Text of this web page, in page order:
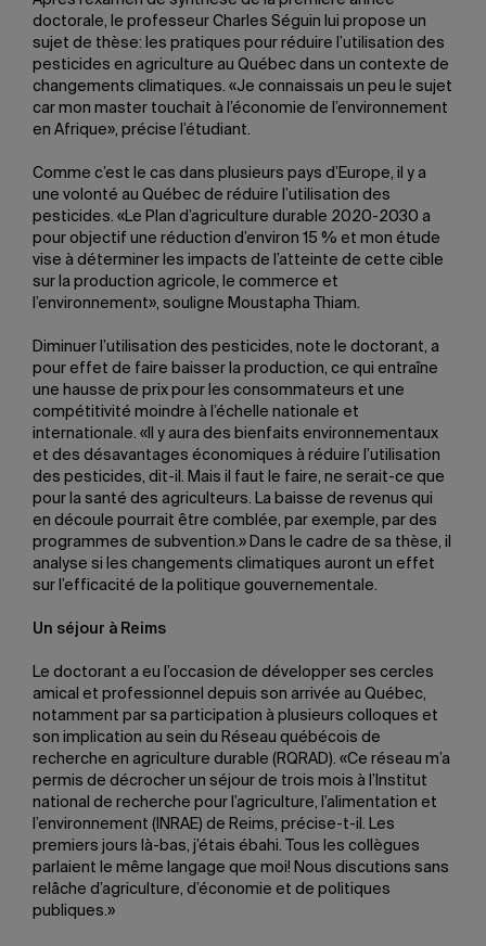
doctorale, le professeur Charles Séguin lui propose un
sujet de thèse: les pratiques pour réduire l’utilisation des
pesticides en agriculture au Québec dans un contexte de
changements climatiques. «Je connaissais un peu le sujet
car mon master touchait à l’économie de l’environnement
en Afrique», précise l’étudiant.
Comme c’est le cas dans plusieurs pays d’Europe, il y a
une volonté au Québec de réduire l’utilisation des
pesticides. «Le Plan d’agriculture durable 2020-2030 a
pour objectif une réduction d’environ 15 % et mon étude
vise à déterminer les impacts de l’atteinte de cette cible
sur la production agricole, le commerce et
l’environnement», souligne Moustapha Thiam.
Diminuer l’utilisation des pesticides, note le doctorant, a
pour effet de faire baisser la production, ce qui entraîne
une hausse de prix pour les consommateurs et une
compétitivité moindre à l’échelle nationale et
internationale. «Il y aura des bienfaits environnementaux
et des désavantages économiques à réduire l’utilisation
des pesticides, dit-il. Mais il faut le faire, ne serait-ce que
pour la santé des agriculteurs. La baisse de revenus qui
en découle pourrait être comblée, par exemple, par des
programmes de subvention.» Dans le cadre de sa thèse, il
analyse si les changements climatiques auront un effet
sur l’efficacité de la politique gouvernementale.
Un séjour à Reims
Le doctorant a eu l’occasion de développer ses cercles
amical et professionnel depuis son arrivée au Québec,
notamment par sa participation à plusieurs colloques et
son implication au sein du Réseau québécois de
recherche en agriculture durable (RQRAD). «Ce réseau m’a
permis de décrocher un séjour de trois mois à l’Institut
national de recherche pour l’agriculture, l’alimentation et
l’environnement (INRAE) de Reims, précise-t-il. Les
premiers jours là-bas, j’étais ébahi. Tous les collègues
parlaient le même langage que moi! Nous discutions sans
relâche d’agriculture, d’économie et de politiques
publiques.»